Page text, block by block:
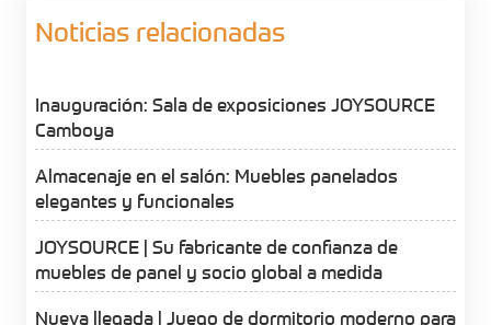
Noticias relacionadas
Inauguración: Sala de exposiciones JOYSOURCE
Camboya
Almacenaje en el salón: Muebles panelados
elegantes y funcionales
JOYSOURCE | Su fabricante de confianza de
muebles de panel y socio global a medida
Nueva llegada | Juego de dormitorio moderno para